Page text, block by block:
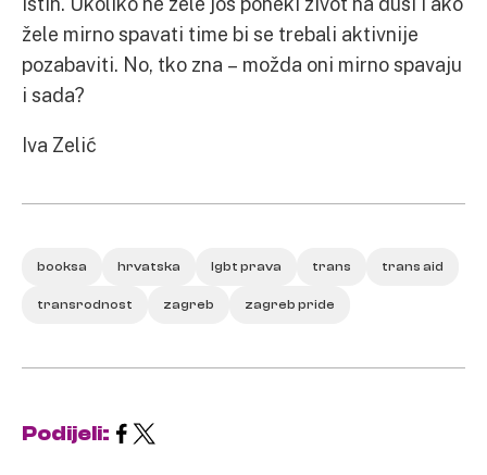
žele mirno spavati time bi se trebali aktivnije
pozabaviti. No, tko zna – možda oni mirno spavaju
i sada?
Iva Zelić
booksa hrvatska lgbt prava trans trans aid
transrodnost zagreb zagreb pride
Podijeli: